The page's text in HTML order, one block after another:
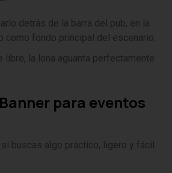
detrás de la barra del pub, en la
como fondo principal del escenario.
libre, la lona aguanta perfectamente
para eventos
si buscas algo práctico, ligero y fácil